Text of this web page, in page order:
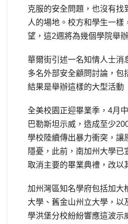
克服的安全問題，也沒有找
人的場地。校方和學生一樣
望，這2週將為幾個學院舉
華爾街引述一名知情人士消
多名外部安全顧問討論，包
結果是舉辦這樣的大型活動
全美校園正迎畢業季，4月
巴勒斯坦示威，造成至少
學校陸續傳出暴力衝突，讓
隱憂，此前，南加州大學已
取消主要的畢業典禮，改以
加州灣區知名學府包括加大
大學、舊金山州立大學，以
學洪堡分校紛紛響應這波示